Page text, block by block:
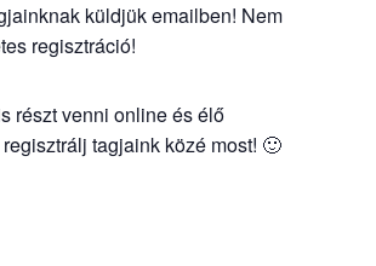
küldjük emailben! Nem
regisztráció!
részt venni online és élő
tagjaink közé most! 🙂